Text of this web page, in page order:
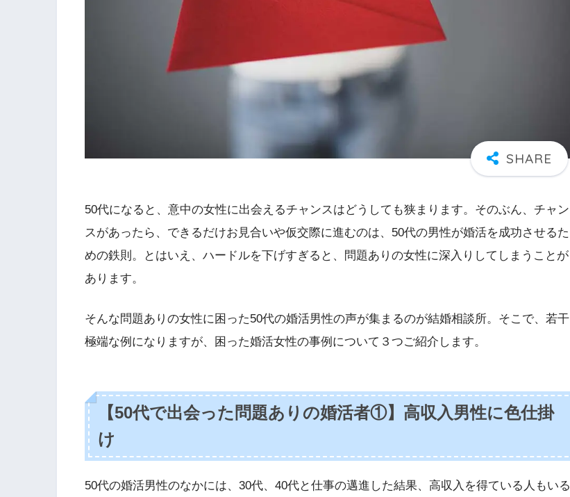
50代になると、意中の女性に出会えるチャンスはどうしても狭まります。そのぶん、チャン
スがあったら、できるだけお見合いや仮交際に進むのは、50代の男性が婚活を成功させるた
めの鉄則。とはいえ、ハードルを下げすぎると、問題ありの女性に深入りしてしまうことが
あります。
そんな問題ありの女性に困った50代の婚活男性の声が集まるのが結婚相談所。そこで、若干
極端な例になりますが、困った婚活女性の事例について３つご紹介します。
【50代で出会った問題ありの婚活者①】高収入男性に色仕掛
け
50代の婚活男性のなかには、30代、40代と仕事の邁進した結果、高収入を得ている人もいる